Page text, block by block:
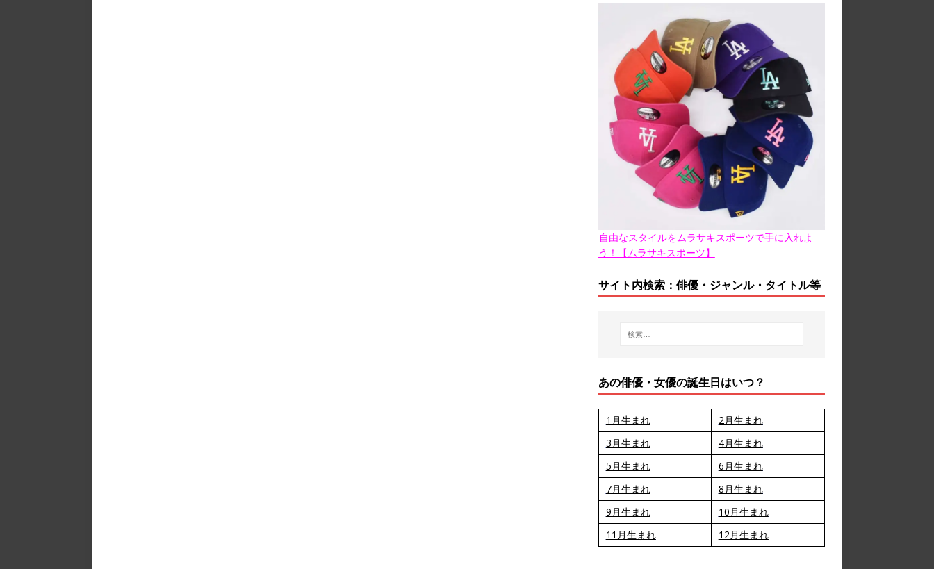
自由なスタイルをムラサキスポーツで手に入れよ
う！【ムラサキスポーツ】
サイト内検索：俳優・ジャンル・タイトル等
あの俳優・女優の誕生日はいつ？
1月生まれ
2月生まれ
3月生まれ
4月生まれ
5月生まれ
6月生まれ
7月生まれ
8月生まれ
9月生まれ
10月生まれ
11月生まれ
12月生まれ